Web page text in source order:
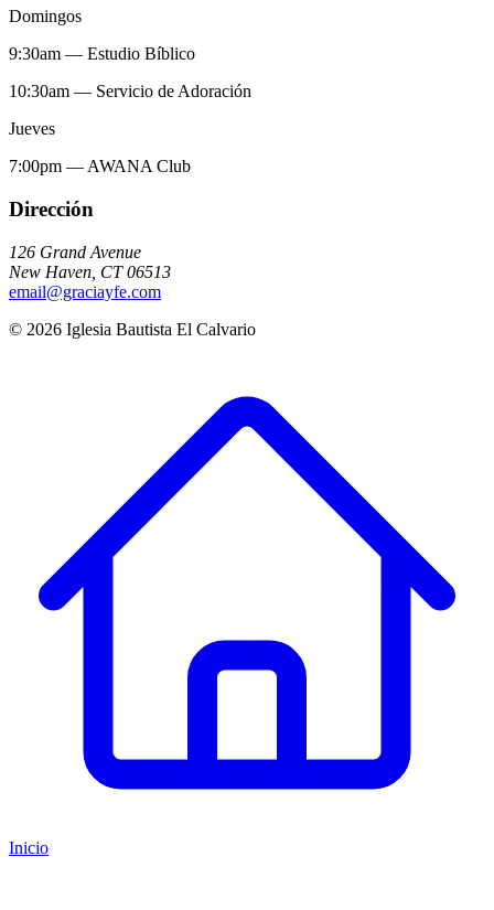
Domingos
9:30am — Estudio Bíblico
10:30am — Servicio de Adoración
Jueves
7:00pm — AWANA Club
Dirección
126 Grand Avenue
New Haven CT 06513
email@graciayfe.com
© 2026 Iglesia Bautista El Calvario
Inicio